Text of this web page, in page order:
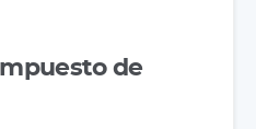
de